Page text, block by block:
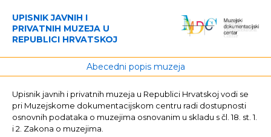
UPISNIK JAVNIH I
PRIVATNIH MUZEJA U
REPUBLICI HRVATSKOJ
Abecedni popis muzeja
Upisnik javnih i privatnih muzeja u Republici Hrvatskoj vodi se
pri Muzejskome dokumentacijskom centru radi dostupnosti
osnovnih podataka o muzejima osnovanim u skladu s čl. 18. st. 1.
i 2. Zakona o muzejima.